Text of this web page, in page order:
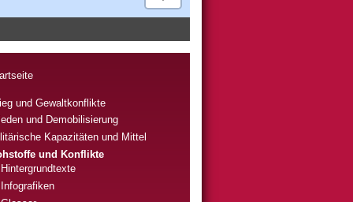
und Gewaltkonflikte
und Demobilisierung
Kapazitäten und Mittel
und Konflikte
Hintergrundtexte
Infografiken